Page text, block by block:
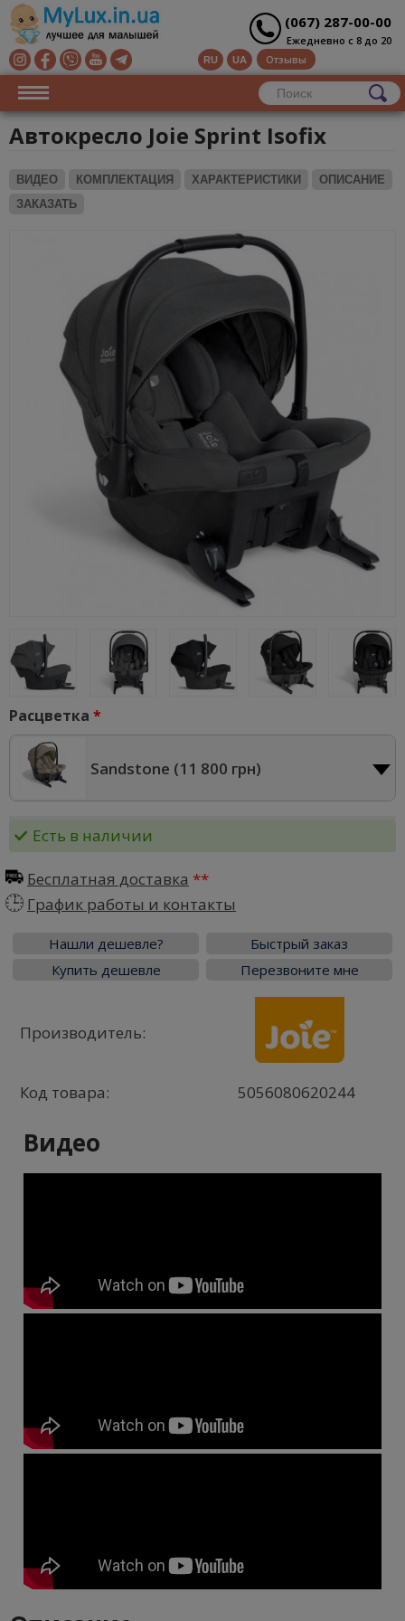
(067) 287-00-00
Ежедневно с 8 до 20
RU UA Отзывы
Автокресло Joie Sprint Isofix
ВИДЕО КОМПЛЕКТАЦИЯ ХАРАКТЕРИСТИКИ
ОПИСАНИЕ
ЗАКАЗАТЬ
Расцветка
Sandstone (11 800 грн)
Есть в наличии
Бесплатная доставка
График работы и контакты
Нашли дешевле?
Быстрый заказ
Купить дешевле
Перезвоните мне
Производитель:
Код товара: 5056080620244
Видео